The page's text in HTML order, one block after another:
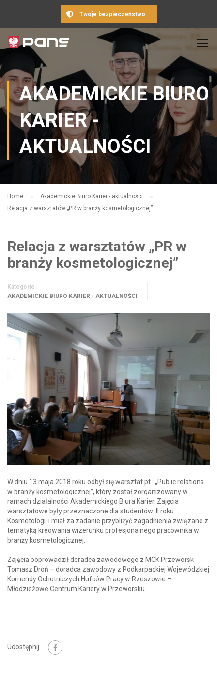
Twoje bezpieczeństwo
AKADEMICKIE BIURO
KARIER -
AKTUALNOŚCI
Home
Akademickie Biuro Karier - aktualności
Relacja z warsztatów „PR w branży kosmetologicznej”
Relacja z warsztatów „PR w
branży kosmetologicznej”
Kategorie
AKADEMICKIE BIURO KARIER - AKTUALNOŚCI
W dniu 13 maja 2018 roku odbył się warsztat pt.: „Public relations
w branży kosmetologicznej”, który został zorganizowany w
ramach działalności Akademickiego Biura Karier. Zajęcia
warsztatowe były przeznaczone dla studentów III roku
Kosmetologii i miał za zadanie przybliżyć zagadnienia związane z
tematyką kreowania wizerunku profesjonalnego pracownika w
branży kosmetologicznej.
Zajęcia poprowadził doradca zawodowego z MCK Przeworsk
Tomasz Droń – doradca zawodowy z Podkarpackiej Wojewódzkiej
Komendy Ochotniczych Hufców Pracy w Rzeszowie –
Młodzieżowe Centrum Kariery w Przeworsku.
Udostępnij: